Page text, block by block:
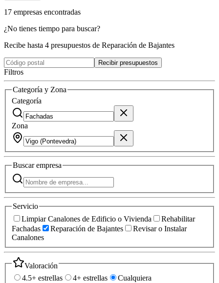
17 empresas encontradas
¿No tienes tiempo para buscar?
Recibe hasta 4 presupuestos de Reparación de Bajantes
Recibir presupuestos
Filtros
Categoría y Zona
Categoría
Zona
Buscarempresa
Servicio
Limpiar Canalones de Edificio o Vivienda
Rehabilitar
Fachadas
Reparación de Bajantes
Revisar o Instalar
Canalones
Valoración
4.5+ estrellas
4+ estrellas Cualquiera